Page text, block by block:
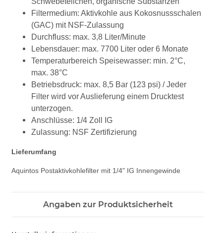
Filtermedium: Aktivkohle aus Kokosnussschalen
(GAC) mit NSF-Zulassung
Durchfluss: max. 3,8 Liter/Minute
Lebensdauer: max. 7700 Liter oder 6 Monate
Temperaturbereich Speisewasser: min. 2°C,
max. 38°C
Betriebsdruck: max. 8,5 Bar (123 psi) / Jeder
Filter wird vor Auslieferung einem Drucktest
unterzogen.
Anschlüsse: 1/4 Zoll IG
Zulassung: NSF Zertifizierung
Lieferumfang
Aquintos Postaktivkohlefilter mit 1/4" IG Innengewinde
Angaben zur Produktsicherheit